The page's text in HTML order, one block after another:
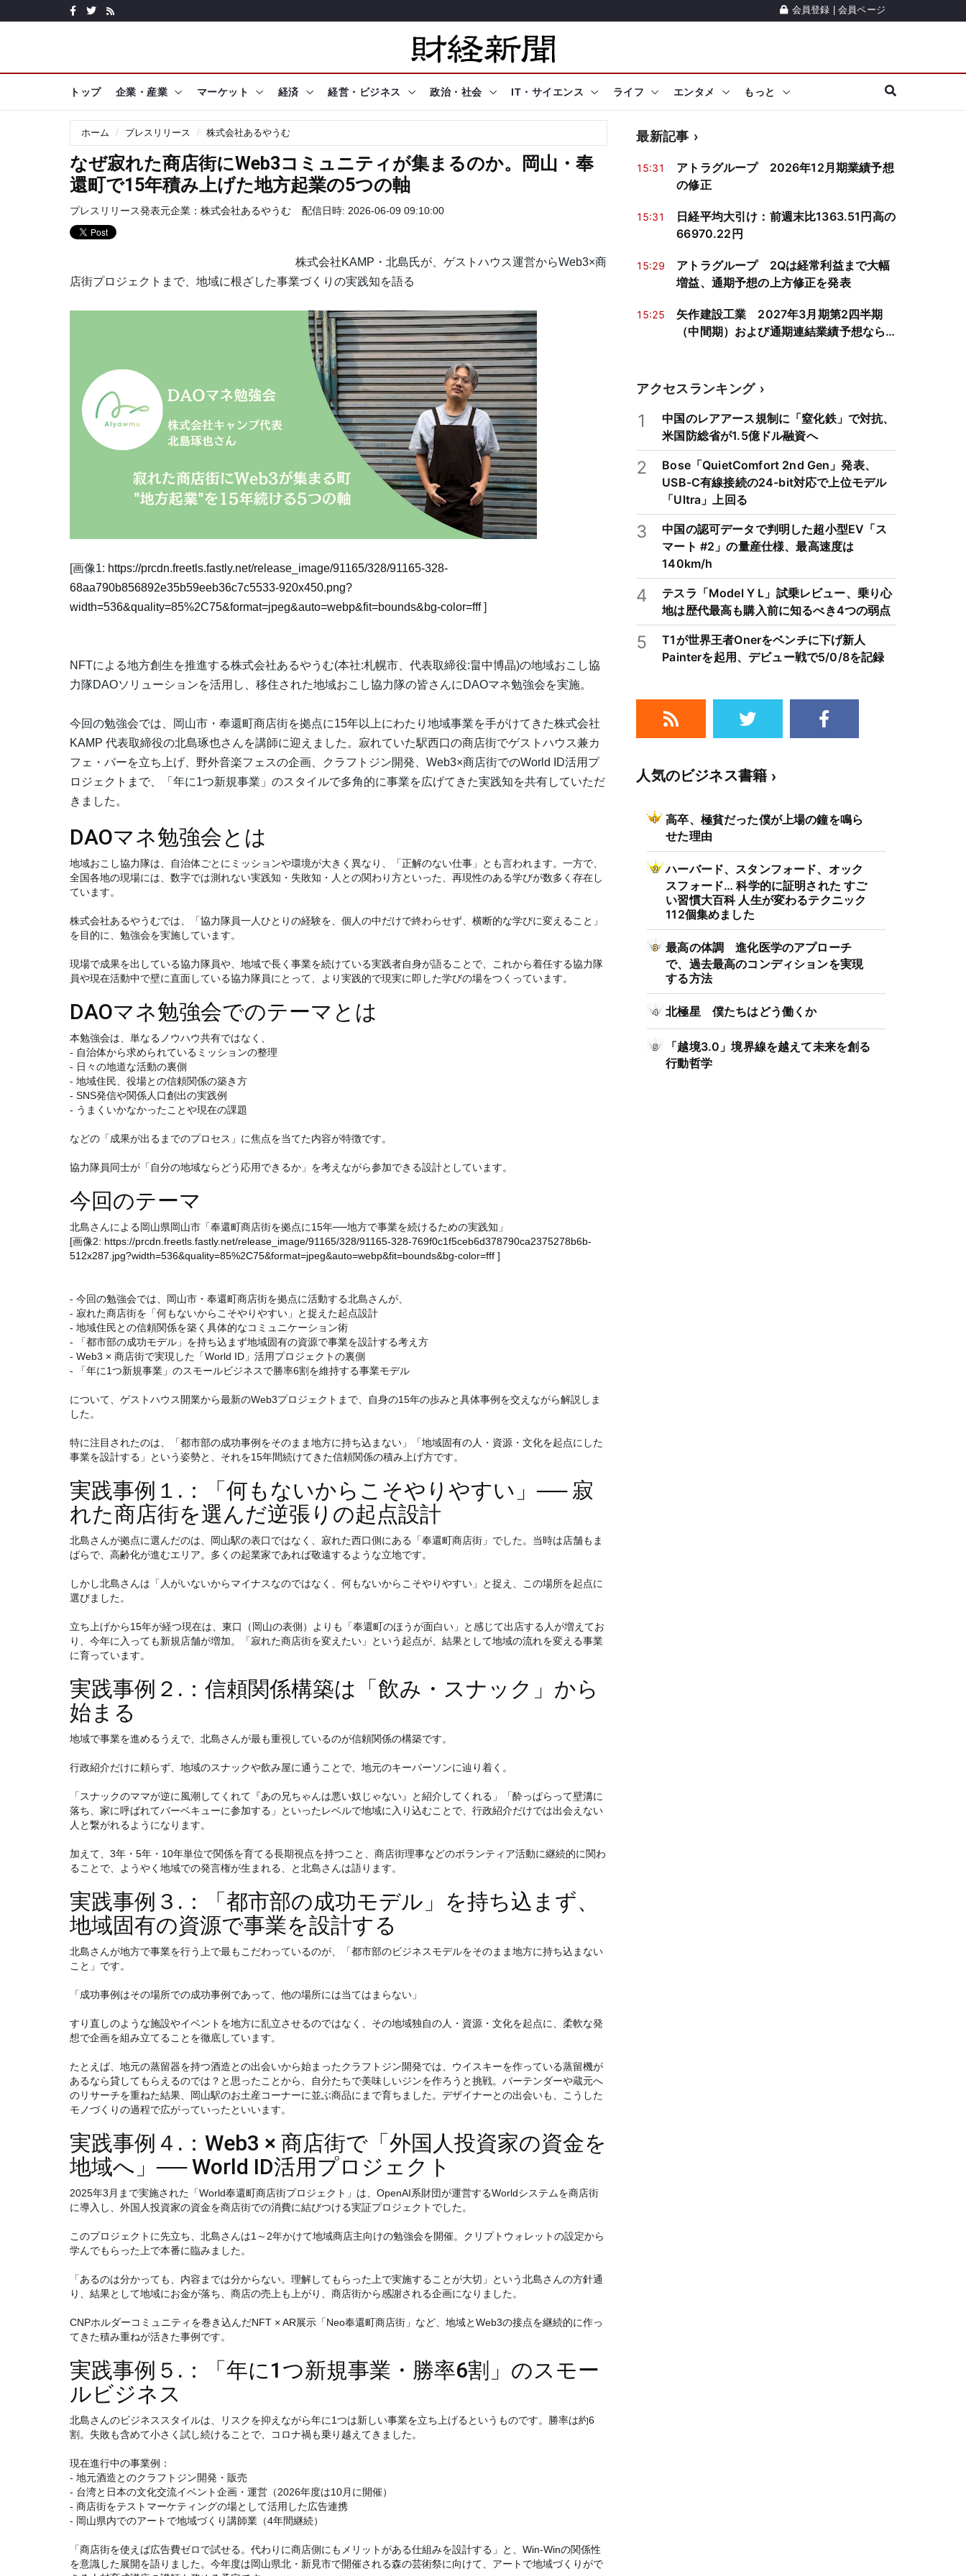
会員登録 会員ページ
トップ 企業・産業 マーケット 経済 経営・ビジネス 政治・社会 IT・サイエンス ライフ エンタメ もっと
ホーム プレスリリース 株式会社あるやうむ
なぜ寂れた商店街にWeb3コミュニティが集まるのか。岡山・奉
還町で15年積み上げた地方起業の5つの軸
プレスリリース発表元企業： 株式会社あるやうむ 配信日時: 2026-06-09 09:10:00
株式会社KAMP・北島氏が、ゲストハウス運営からWeb3×商
店街プロジェクトまで、地域に根ざした事業づくりの実践知を語る
[画像1: https://prcdn.freetls.fastly.net/release_image/91165/328/91165-328-
68aa790b856892e35b59eeb36c7c5533-920x450.png?
width=536&quality=85%2C75&format=jpeg&auto=webp&fit=bounds&bg-color=fff]
NFTによる地方創生を推進する株式会社あるやうむ(本社:札幌市、代表取締役:畠中博晶)の地域おこし協
力隊DAOソリューションを活用し、移住された地域おこし協力隊の皆さんにDAOマネ勉強会を実施。
今回の勉強会では、岡山市・奉還町商店街を拠点に15年以上にわたり地域事業を手がけてきた株式会社
KAMP 代表取締役の北島琢也さんを講師に迎えました。寂れていた駅西口の商店街でゲストハウス兼カ
フェ・バーを立ち上げ、野外音楽フェスの企画、クラフトジン開発、Web3×商店街でのWorld ID活用プ
ロジェクトまで、「年に1つ新規事業」のスタイルで多角的に事業を広げてきた実践知を共有していただ
きました。
DAOマネ勉強会とは
地域おこし協力隊は、自治体ごとにミッションや環境が大きく異なり、「正解のない仕事」とも言われます。一方で、
全国各地の現場には、数字では測れない実践知・失敗知・人との関わり方といった、再現性のある学びが数多く存在し
ています。
株式会社あるやうむでは、「協力隊員一人ひとりの経験を、個人の中だけで終わらせず、横断的な学びに変えること」
を目的に、勉強会を実施しています。
現場で成果を出している協力隊員や、地域で長く事業を続けている実践者自身が語ることで、これから着任する協力隊
員や現在活動中で壁に直面している協力隊員にとって、より実践的で現実に即した学びの場をつくっています。
DAOマネ勉強会でのテーマとは
本勉強会は、単なるノウハウ共有ではなく、
- 自治体から求められているミッションの整理
- 日々の地道な活動の裏側
- 地域住民、役場との信頼関係の築き方
- SNS発信や関係人口創出の実践例
- うまくいかなかったことや現在の課題
などの「成果が出るまでのプロセス」に焦点を当てた内容が特徴です。
協力隊員同士が「自分の地域ならどう応用できるか」を考えながら参加できる設計としています。
今回のテーマ
北島さんによる岡山県岡山市「奉還町商店街を拠点に15年──地方で事業を続けるための実践知」
[画像2: https://prcdn.freetls.fastly.net/release_image/91165/328/91165-328-769f0c1f5ceb6d378790ca2375278b6b-
512x287.jpg?width=536&quality=85%2C75&format=jpeg&auto=webp&fit=bounds&bg-color=fff ]
- 今回の勉強会では、岡山市・奉還町商店街を拠点に活動する北島さんが、
- 寂れた商店街を「何もないからこそやりやすい」と捉えた起点設計
- 地域住民との信頼関係を築く具体的なコミュニケーション術
- 「都市部の成功モデル」を持ち込まず地域固有の資源で事業を設計する考え方
- Web3 × 商店街で実現した「World ID」活用プロジェクトの裏側
- 「年に1つ新規事業」のスモールビジネスで勝率6割を維持する事業モデル
について、ゲストハウス開業から最新のWeb3プロジェクトまで、自身の15年の歩みと具体事例を交えながら解説しま
した。
特に注目されたのは、「都市部の成功事例をそのまま地方に持ち込まない」「地域固有の人・資源・文化を起点にした
事業を設計する」という姿勢と、それを15年間続けてきた信頼関係の積み上げ方です。
実践事例１.：「何もないからこそやりやすい」── 寂
れた商店街を選んだ逆張りの起点設計
北島さんが拠点に選んだのは、岡山駅の表口ではなく、寂れた西口側にある「奉還町商店街」でした。当時は店舗もま
ばらで、高齢化が進むエリア。多くの起業家であれば敬遠するような立地です。
しかし北島さんは「人がいないからマイナスなのではなく、何もないからこそやりやすい」と捉え、この場所を起点に
選びました。
立ち上げから15年が経つ現在は、東口（岡山の表側）よりも「奉還町のほうが面白い」と感じて出店する人が増えてお
り、今年に入っても新規店舗が増加。「寂れた商店街を変えたい」という起点が、結果として地域の流れを変える事業
に育っています。
実践事例２.：信頼関係構築は「飲み・スナック」から
始まる
地域で事業を進めるうえで、北島さんが最も重視しているのが信頼関係の構築です。
行政紹介だけに頼らず、地域のスナックや飲み屋に通うことで、地元のキーパーソンに辿り着く。
「スナックのママが逆に風潮してくれて『あの兄ちゃんは悪い奴じゃない』と紹介してくれる」「酔っぱらって壁溝に
落ち、家に呼ばれてバーベキューに参加する」といったレベルで地域に入り込むことで、行政紹介だけでは出会えない
人と繋がれるようになります。
加えて、3年・5年・10年単位で関係を育てる長期視点を持つこと、商店街理事などのボランティア活動に継続的に関わ
ることで、ようやく地域での発言権が生まれる、と北島さんは語ります。
実践事例３.：「都市部の成功モデル」を持ち込まず、
地域固有の資源で事業を設計する
北島さんが地方で事業を行う上で最もこだわっているのが、「都市部のビジネスモデルをそのまま地方に持ち込まない
こと」です。
「成功事例はその場所での成功事例であって、他の場所には当てはまらない」
すり直しのような施設やイベントを地方に乱立させるのではなく、その地域独自の人・資源・文化を起点に、柔軟な発
想で企画を組み立てることを徹底しています。
たとえば、地元の蒸留器を持つ酒造との出会いから始まったクラフトジン開発では、ウイスキーを作っている蒸留機が
あるなら貸してもらえるのでは？と思ったことから、自分たちで美味しいジンを作ろうと挑戦。バーテンダーや蔵元へ
のリサーチを重ねた結果、岡山駅のお土産コーナーに並ぶ商品にまで育ちました。デザイナーとの出会いも、こうした
モノづくりの過程で広がっていったといいます。
実践事例４.：Web3 × 商店街で「外国人投資家の資金を
地域へ」── World ID活用プロジェクト
2025年3月まで実施された「World奉還町商店街プロジェクト」は、OpenAI系財団が運営するWorldシステムを商店街
に導入し、外国人投資家の資金を商店街での消費に結びつける実証プロジェクトでした。
このプロジェクトに先立ち、北島さんは1～2年かけて地域商店主向けの勉強会を開催。クリプトウォレットの設定から
学んでもらった上で本番に臨みました。
「あるのは分かっても、内容までは分からない。理解してもらった上で実施することが大切」という北島さんの方針通
り、結果として地域にお金が落ち、商店の売上も上がり、商店街から感謝される企画になりました。
CNPホルダーコミュニティを巻き込んだNFT × AR展示「Neo奉還町商店街」など、地域とWeb3の接点を継続的に作っ
てきた積み重ねが活きた事例です。
実践事例５.：「年に1つ新規事業・勝率6割」のスモー
ルビジネス
北島さんのビジネススタイルは、リスクを抑えながら年に1つは新しい事業を立ち上げるというものです。勝率は約6
割。失敗も含めて小さく試し続けることで、コロナ禍も乗り越えてきました。
現在進行中の事業例：
- 地元酒造とのクラフトジン開発・販売
- 台湾と日本の文化交流イベント企画・運営（2026年度は10月に開催）
- 商店街をテストマーケティングの場として活用した広告連携
- 岡山県内でのアートで地域づくり講師業（4年間継続）
「商店街を使えば広告費ゼロで試せる。代わりに商店側にもメリットがある仕組みを設計する」と、Win-Winの関係性
を意識した展開を語りました。今年度は岡山県北・新見市で開催される森の芸術祭に向けて、アートで地域づくりがで
最新記事
15:31
アトラグループ 2026年12月期業績予想
の修正
15:31
日経平均大引け：前週末比1363.51円高の
66970.22円
15:29
アトラグループ 2Qは経常利益まで大幅
増益、通期予想の上方修正を発表
15:25
矢作建設工業 2027年3月期第2四半期
（中間期）および通期連結業績予想なら
アクセスランキング
1
中国のレアアース規制に「窒化鉄」で対抗、
米国防総省が1.5億ドル融資へ
2
Bose「QuietComfort 2nd Gen」発表、
USB-C有線接続の24-bit対応で上位モデル
「Ultra」上回る
3
中国の認可データで判明した超小型EV「ス
マート #2」の量産仕様、最高速度は
140km/h
4
テスラ「Model Y L」試乗レビュー、乗り心
地は歴代最高も購入前に知るべき4つの弱点
5
T1が世界王者Onerをベンチに下げ新人
Painterを起用、デビュー戦で5/0/8を記録
人気のビジネス書籍
高卒、極貧だった僕が上場の鐘を鳴ら
せた理由
ハーバード、スタンフォード、オック
スフォード… 科学的に証明された すご
い習慣大百科 人生が変わるテクニック
112個集めました
最高の体調 進化医学のアプローチ
で、過去最高のコンディションを実現
する方法
北極星 僕たちはどう働くか
「越境3.0」境界線を越えて未来を創る
行動哲学